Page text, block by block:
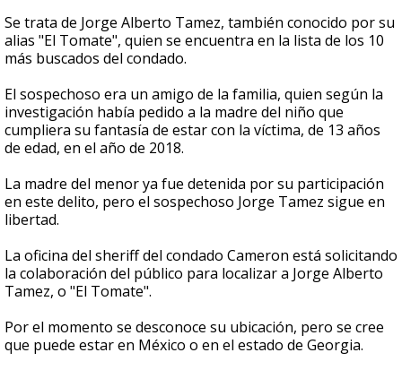
14
seconds
Se trata de Jorge Alberto Tamez, también conocido por su
alias "El Tomate", quien se encuentra en la lista de los 10
más buscados del condado.
El sospechoso era un amigo de la familia, quien según la
investigación había pedido a la madre del niño que
cumpliera su fantasía de estar con la víctima, de 13 años
de edad, en el año de 2018.
La madre del menor ya fue detenida por su participación
en este delito, pero el sospechoso Jorge Tamez sigue en
libertad.
La oficina del sheriff del condado Cameron está solicitando
la colaboración del público para localizar a Jorge Alberto
Tamez, o "El Tomate".
Por el momento se desconoce su ubicación, pero se cree
que puede estar en México o en el estado de Georgia.